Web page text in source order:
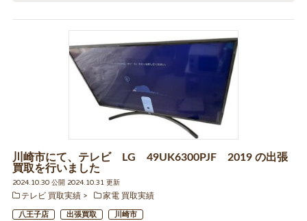
川崎市にて、テレビ LG 49UK6300PJF 2019 の出張
買取を行いました
2024.10.30 公開 2024.10.31 更新
テレビ 買取実績
家電 買取実績
八王子店 出張買取 川崎市